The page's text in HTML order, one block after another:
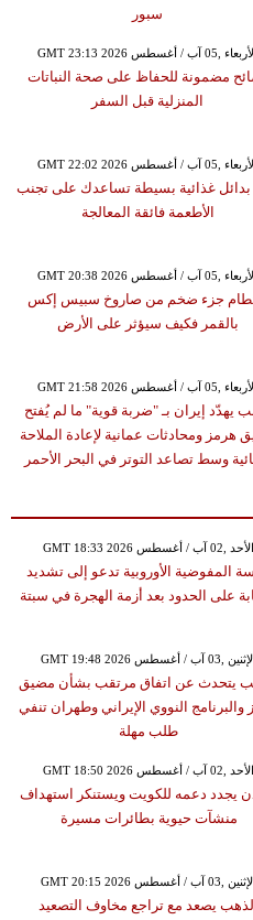
سبور
GMT 23:13 2026 الأربعاء ,05 آب / أغسطس
مضمونة للحفاظ على صحة النباتات
المنزلية قبل السفر
GMT 22:02 2026 الأربعاء ,05 آب / أغسطس
غذائية بسيطة تساعدك على تجنب
الأطعمة فائقة المعالجة
GMT 20:38 2026 الأربعاء ,05 آب / أغسطس
جزء ضخم من صاروخ سبيس إكس
بالقمر فكيف سيؤثر على الأرض
GMT 21:58 2026 الأربعاء ,05 آب / أغسطس
يهدّد إيران بـ "ضربة قوية" ما لم يُفتح
هرمز ومحادثات عمانية لإعادة الملاحة
وسط تصاعد التوتر في البحر الأحمر
GMT 18:33 2026 الأحد ,02 آب / أغسطس
المفوضية الأوروبية تدعو إلى تشديد
على الحدود بعد أزمة الهجرة في سبتة
GMT 19:48 2026 الإثنين ,03 آب / أغسطس
يتحدث عن اتفاق مرتقب بشأن مضيق
والبرنامج النووي الإيراني وطهران تنفي
طلب مهلة
GMT 18:50 2026 الأحد ,02 آب / أغسطس
يجدد دعمه للكويت ويستنكر استهداف
منشآت حيوية بطائرات مسيرة
GMT 20:15 2026 الإثنين ,03 آب / أغسطس
يصعد مع تراجع مخاوف التصعيد